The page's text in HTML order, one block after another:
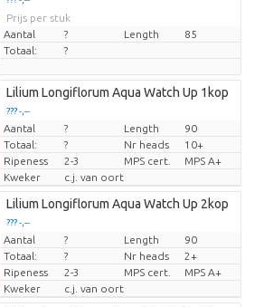
Prijs per stuk
Aantal
? Length
85
Totaal:
?
Lilium Longiflorum Aqua Watch Up 1kop
??? -,--
Prijs per stuk
Aantal ? Length
90
Totaal:
? Nr heads
10+
Ripeness
2-3 MPS cert.
MPS A+
Kweker
c.j. van oort
Lilium Longiflorum Aqua Watch Up 2kop
??? -,--
Prijs per stuk
Aantal ? Length
90
Totaal:
? Nr heads
2+
Ripeness
2-3 MPS cert.
MPS A+
Kweker
c.j. van oort